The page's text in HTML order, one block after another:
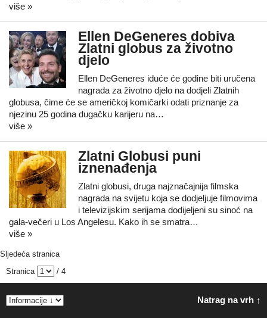
više »
Ellen DeGeneres dobiva
Zlatni globus za životno
djelo
Ellen DeGeneres iduće će godine biti uručena
nagrada za životno djelo na dodjeli Zlatnih
globusa, čime će se američkoj komičarki odati priznanje za
njezinu 25 godina dugačku karijeru na…
više »
Zlatni Globusi puni
iznenađenja
Zlatni globusi, druga najznačajnija filmska
nagrada na svijetu koja se dodjeljuje filmovima
i televizijskim serijama dodijeljeni su sinoć na
gala-večeri u Los Angelesu. Kako ih se smatra…
više »
Sljedeća stranica
Stranica
/ 4
Natrag na vrh ↑